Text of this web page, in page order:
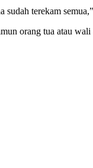
terekam
orang tua atau